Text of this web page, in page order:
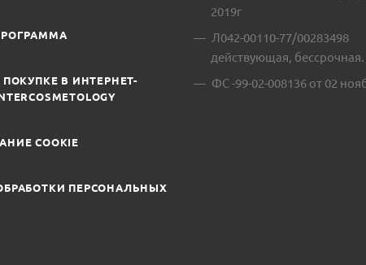
В ИНТЕРНЕТ-
COOKIE
ПЕРСОНАЛЬНЫХ
2019г
Л042-00110-77/00283498
действующая, бессрочная.
ФС -99-02-008136 от 02